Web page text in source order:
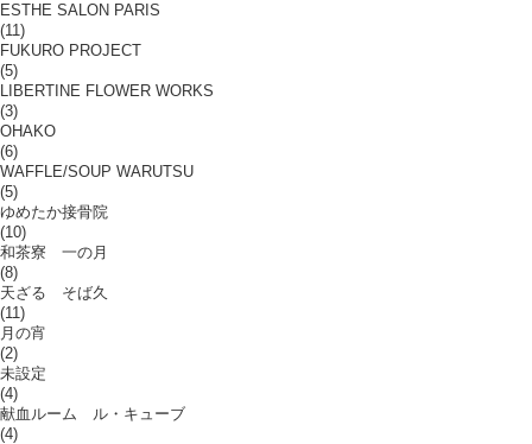
ESTHE SALON PARIS
(11)
FUKURO PROJECT
(5)
LIBERTINE FLOWER WORKS
(3)
OHAKO
(6)
WAFFLE/SOUP WARUTSU
(5)
ゆめたか接骨院
(10)
和茶寮 一の月
(8)
天ざる そば久
(11)
月の宵
(2)
未設定
(4)
献血ルーム ル・キューブ
(4)